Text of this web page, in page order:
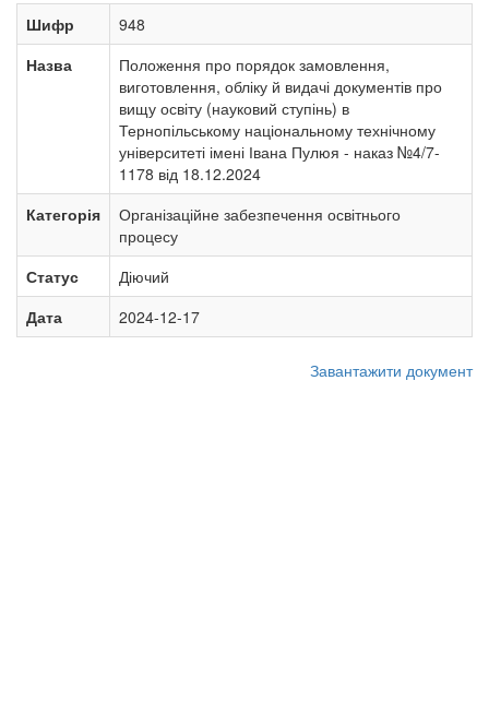
Шифр
948
Назва
Положення про порядок замовлення,
виготовлення, обліку й видачі документів про
вищу освіту (науковий ступінь) в
Тернопільському національному технічному
університеті імені Івана Пулюя - наказ №4/7-
1178 від 18.12.2024
Категорія
Організаційне забезпечення освітнього
процесу
Статус
Діючий
Дата
2024-12-17
Завантажити документ